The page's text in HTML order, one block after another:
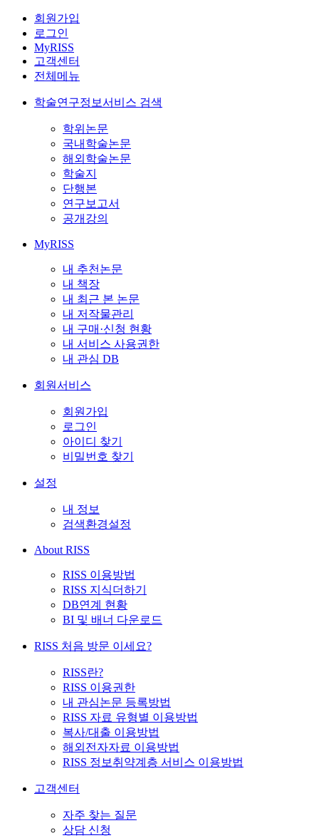
회원가입
로그인
MyRISS
고객센터
전체메뉴
학술연구정보서비스 검색
학위논문
국내학술논문
해외학술논문
학술지
단행본
연구보고서
공개강의
MyRISS
내 추천논문
내 책장
내 최근 본 논문
내 저작물관리
내 구매·신청 현황
내 서비스 사용권한
내 관심 DB
회원서비스
회원가입
로그인
아이디 찾기
비밀번호 찾기
설정
내 정보
검색환경설정
About RISS
RISS 이용방법
RISS 지식더하기
DB연계 현황
BI 및 배너 다운로드
RISS 처음 방문 이세요?
RISS란?
RISS 이용권한
내 관심논문 등록방법
RISS 자료 유형별 이용방법
복사/대출 이용방법
해외전자자료 이용방법
RISS 정보취약계층 서비스 이용방법
고객센터
자주 찾는 질문
상담 신청